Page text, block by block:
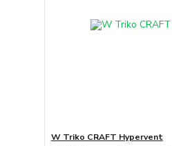
W Triko CRAFT Hypervent